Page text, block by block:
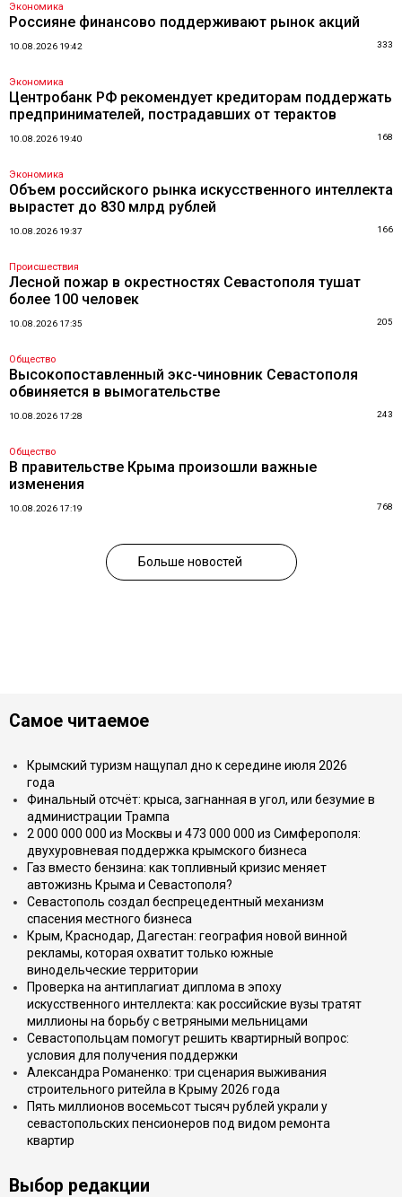
Экономика
Россияне финансово поддерживают рынок акций
10.08.2026 19:42 333
Экономика
Центробанк РФ рекомендует кредиторам поддержать
предпринимателей, пострадавших от терактов
10.08.2026 19:40 168
Экономика
Объем российского рынка искусственного интеллекта
вырастет до 830 млрд рублей
10.08.2026 19:37 166
Происшествия
Лесной пожар в окрестностях Севастополя тушат
более 100 человек
10.08.2026 17:35 205
Общество
Высокопоставленный экс-чиновник Севастополя
обвиняется в вымогательстве
10.08.2026 17:28 243
Общество
В правительстве Крыма произошли важные
изменения
10.08.2026 17:19 768
Больше новостей
Самое читаемое
Крымский туризм нащупал дно к середине июля 2026
года
Финальный отсчёт: крыса, загнанная в угол, или безумие в
администрации Трампа
2 000 000 000 из Москвы и 473 000 000 из Симферополя:
двухуровневая поддержка крымского бизнеса
Газ вместо бензина: как топливный кризис меняет
автожизнь Крыма и Севастополя?
Севастополь создал беспрецедентный механизм
спасения местного бизнеса
Крым, Краснодар, Дагестан: география новой винной
рекламы, которая охватит только южные
винодельческие территории
Проверка на антиплагиат диплома в эпоху
искусственного интеллекта: как российские вузы тратят
миллионы на борьбу с ветряными мельницами
Севастопольцам помогут решить квартирный вопрос:
условия для получения поддержки
Александра Романенко: три сценария выживания
строительного ритейла в Крыму 2026 года
Пять миллионов восемьсот тысяч рублей украли у
севастопольских пенсионеров под видом ремонта
квартир
Выбор редакции